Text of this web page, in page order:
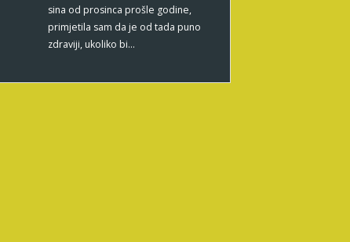
sina od prosinca prošle godine,
primjetila sam da je od tada puno
zdraviji, ukoliko bi…